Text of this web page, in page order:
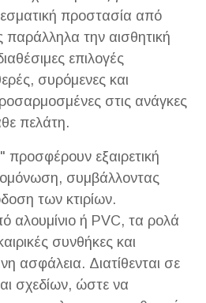
προστασία από
παράλληλα την αισθητική
επιλογές
συρόμενες και
στις ανάγκες
πελάτη.
εξαιρετική
συμβάλλοντας
των κτιρίων.
αλουμίνιο ή PVC, τα ρολά
συνθήκες και
ασφάλεια. Διατίθενται σε
σχεδίων, ώστε να